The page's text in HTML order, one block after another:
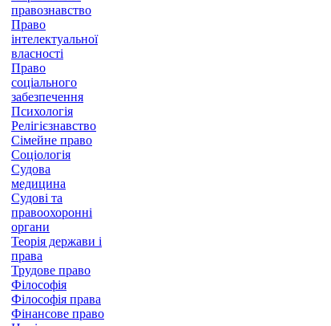
правознавство
Право
інтелектуальної
власності
Право
соціального
забезпечення
Психологія
Релігієзнавство
Сімейне право
Соціологія
Судова
медицина
Судові та
правоохоронні
органи
Теорія держави і
права
Трудове право
Філософія
Філософія права
Фінансове право